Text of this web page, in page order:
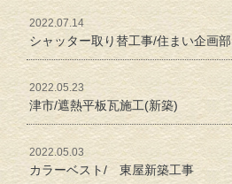
2022.07.14
シャッター取り替工事/住まい企画部
2022.05.23
津市/遮熱平板瓦施工(新築)
2022.05.03
カラーベスト/ 東屋新築工事